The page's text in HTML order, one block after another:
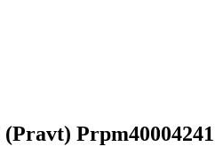
Prpm40004241